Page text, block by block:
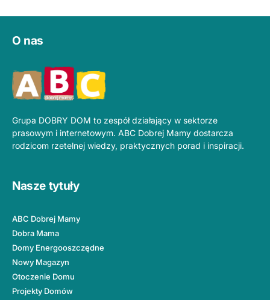
O nas
Grupa DOBRY DOM to zespół działający w sektorze
prasowym i internetowym. ABC Dobrej Mamy dostarcza
rodzicom rzetelnej wiedzy, praktycznych porad i inspiracji.
Nasze tytuły
ABC Dobrej Mamy
Dobra Mama
Domy Energooszczędne
Nowy Magazyn
Otoczenie Domu
Projekty Domów